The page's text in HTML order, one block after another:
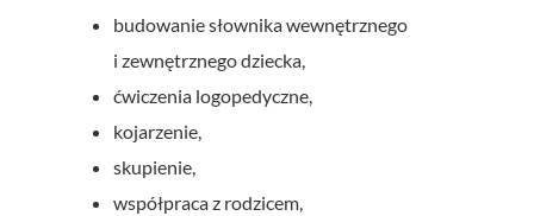
budowanie słownika wewnętrznego
i zewnętrznego dziecka,
ćwiczenia logopedyczne,
kojarzenie,
skupienie,
współpraca z rodzicem,